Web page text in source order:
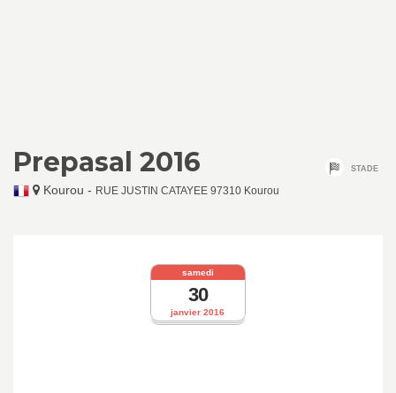
Prepasal 2016
Kourou - RUE JUSTIN CATAYEE 97310 Kourou
STADE
janvier 2016
samedi
30